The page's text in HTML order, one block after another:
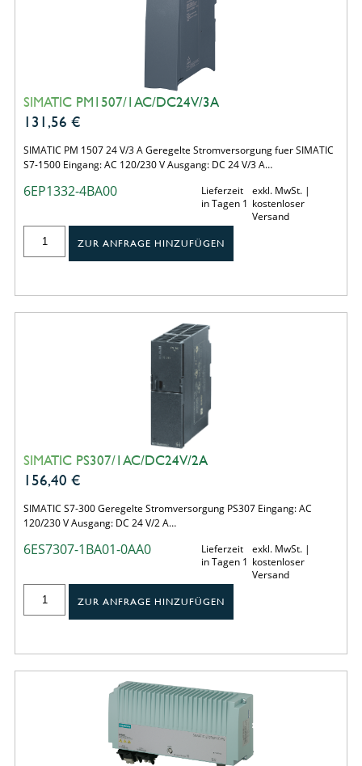
SIMATIC PM1507/1AC/DC24V/3A
131,56 €
SIMATIC PM 1507 24 V/3 A Geregelte Stromversorgung fuer SIMATIC
S7-1500 Eingang: AC 120/230 V Ausgang: DC 24 V/3 A…
6EP1332-4BA00
Lieferzeit
in Tagen 1
exkl. MwSt. |
kostenloser
Versand
ZUR ANFRAGE HINZUFÜGEN
SIMATIC PS307/1AC/DC24V/2A
156,40 €
SIMATIC S7-300 Geregelte Stromversorgung PS307 Eingang: AC
120/230 V Ausgang: DC 24 V/2 A…
6ES7307-1BA01-0AA0
Lieferzeit
in Tagen 1
exkl. MwSt. |
kostenloser
Versand
ZUR ANFRAGE HINZUFÜGEN